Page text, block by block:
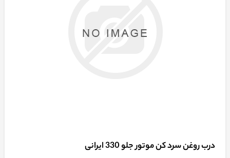
درب روغن سرد کن موتور جلو 330 ایرانی